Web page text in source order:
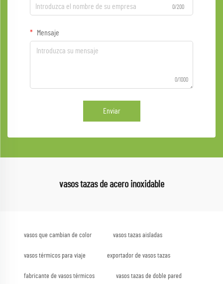
0/200
Mensaje
0/1000
Enviar
vasos tazas de acero inoxidable
vasos que cambian de color vasos tazas aisladas
vasos térmicos para viaje exportador de vasos tazas
fabricante de vasos térmicos vasos tazas de doble pared